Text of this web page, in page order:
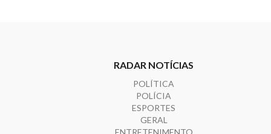
RADAR NOTÍCIAS
POLÍTICA
POLÍCIA
ESPORTES
GERAL
ENTRETENIMENTO